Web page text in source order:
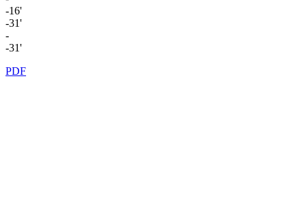
-16'
-31'
-
-31'
PDF